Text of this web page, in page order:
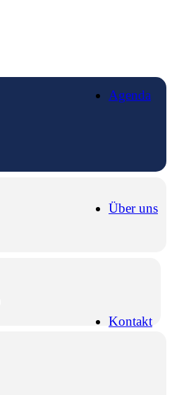
Agenda
Über uns
Kontakt